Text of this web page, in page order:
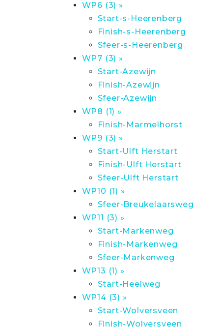
WP6 (3) »
Start-s-Heerenberg
Finish-s-Heerenberg
Sfeer-s-Heerenberg
WP7 (3) »
Start-Azewijn
Finish-Azewijn
Sfeer-Azewijn
WP8 (1) »
Finish-Marmelhorst
WP9 (3) »
Start-Ulft Herstart
Finish-Ulft Herstart
Sfeer-Ulft Herstart
WP10 (1) »
Sfeer-Breukelaarsweg
WP11 (3) »
Start-Markenweg
Finish-Markenweg
Sfeer-Markenweg
WP13 (1) »
Start-Heelweg
WP14 (3) »
Start-Wolversveen
Finish-Wolversveen